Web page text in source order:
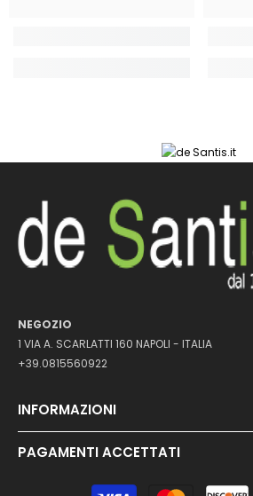
NEGOZIO
1 VIA A. SCARLATTI 160 NAPOLI - ITALIA
+39.0815560922
INFORMAZIONI
PAGAMENTI ACCETTATI